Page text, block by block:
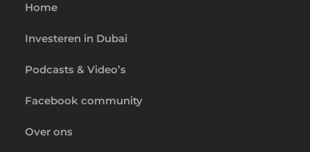
Home
Investeren in Dubai
Podcasts & Video’s
Facebook community
Over ons